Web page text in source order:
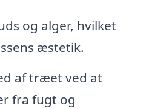
og alger, hvilket
æstetik.
af træet ved at
fra fugt og